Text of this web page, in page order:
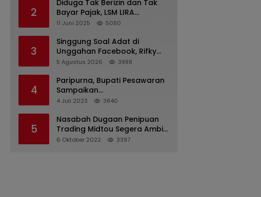
2
Diduga Tak Berizin dan Tak
Bayar Pajak, LSM LIRA
Laporkan Santerra de
Batu
11 Juni 2025 5080
3
Singgung Soal Adat di
Unggahan Facebook, Rifky
Desriana Minta Maaf ke PDA
5 Agustus 2026 3988
4
Paripurna, Bupati Pesawaran
Sampaikan
Pertanggungjawaban
4 Juli 2023 3840
5
Nasabah Dugaan Penipuan
Trading Midtou Segera Ambil
Langkah Hukum
6 Oktober 2022 3397